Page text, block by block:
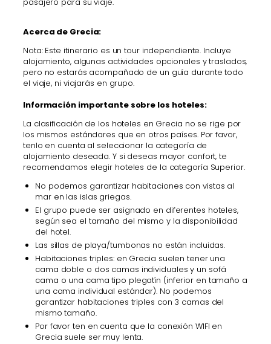
Acerca de Grecia:
Nota: Este itinerario es un tour independiente. Incluye
alojamiento, algunas actividades opcionales y traslados,
pero no estarás acompañado de un guía durante todo
el viaje, ni viajarás en grupo.
Información importante sobre los hoteles:
La clasificación de los hoteles en Grecia no se rige por
los mismos estándares que en otros países. Por favor,
tenlo en cuenta al seleccionar la categoría de
alojamiento deseada. Y si deseas mayor confort, te
recomendamos elegir hoteles de la categoría Superior.
No podemos garantizar habitaciones con vistas al
mar en las islas griegas.
El grupo puede ser asignado en diferentes hoteles,
según sea el tamaño del mismo y la disponibilidad
del hotel.
Las sillas de playa/tumbonas no están incluidas.
Habitaciones triples: en Grecia suelen tener una
cama doble o dos camas individuales y un sofá
cama o una cama tipo plegatín (inferior en tamaño a
una cama individual estándar). No podemos
garantizar habitaciones triples con 3 camas del
mismo tamaño.
Por favor ten en cuenta que la conexión WIFI en
Grecia suele ser muy lenta.